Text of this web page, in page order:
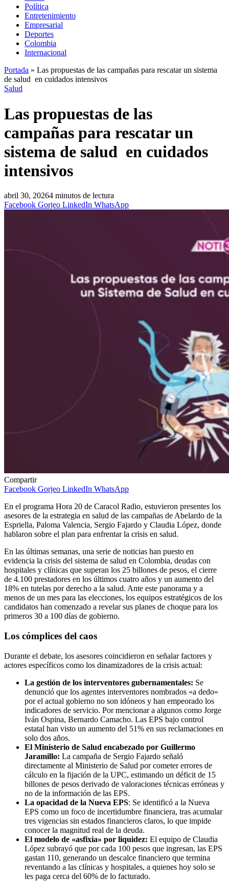
Política
Entretenimiento
Empresarial
Deportes
Colombia
Internacional
Portada » Las propuestas de las campañas para rescatar un sistema
de salud en cuidados intensivos
Salud
Las propuestas de las
campañas para rescatar un
sistema de salud en cuidados
intensivos
abril 30, 20264 minutos de lectura
Facebook Gorjeo LinkedIn WhatsApp
Compartir
Facebook Gorjeo LinkedIn WhatsApp
En el programa Hora 20 de Caracol Radio, estuvieron presentes los
asesores de la estrategia en salud de las campañas de Abelardo de la
Espriella, Paloma Valencia, Sergio Fajardo y Claudia López, donde
hablaron sobre el plan para enfrentar la crisis en salud.
En las últimas semanas, una serie de noticias han puesto en
evidencia la crisis del sistema de salud en Colombia, deudas con
hospitales y clínicas que superan los 25 billones de pesos, el cierre
de 4.100 prestadores en los últimos cuatro años y un aumento del
18% en tutelas por derecho a la salud. Ante este panorama y a
menos de un mes para las elecciones, los equipos estratégicos de los
candidatos han comenzado a revelar sus planes de choque para los
primeros 30 a 100 días de gobierno.
Los cómplices del caos
Durante el debate, los asesores coincidieron en señalar factores y
actores específicos como los dinamizadores de la crisis actual:
La gestión de los interventores gubernamentales: Se
denunció que los agentes interventores nombrados «a dedo»
por el actual gobierno no son idóneos y han empeorado los
indicadores de servicio. Por mencionar a algunos como Jorge
Iván Ospina, Bernardo Camacho. Las EPS bajo control
estatal han visto un aumento del 51% en sus reclamaciones en
solo dos años.
El Ministerio de Salud encabezado por Guillermo
Jaramillo: La campaña de Sergio Fajardo señaló
directamente al Ministerio de Salud por cometer errores de
cálculo en la fijación de la UPC, estimando un déficit de 15
billones de pesos derivado de valoraciones técnicas erróneas y
no de la información de las EPS.
La opacidad de la Nueva EPS: Se identificó a la Nueva
EPS como un foco de incertidumbre financiera, tras acumular
tres vigencias sin estados financieros claros, lo que impide
conocer la magnitud real de la deuda.
El modelo de «asfixia» por liquidez: El equipo de Claudia
López subrayó que por cada 100 pesos que ingresan, las EPS
gastan 110, generando un descalce financiero que termina
reventando a las clínicas y hospitales, a quienes hoy solo se
les paga cerca del 60% de lo facturado.